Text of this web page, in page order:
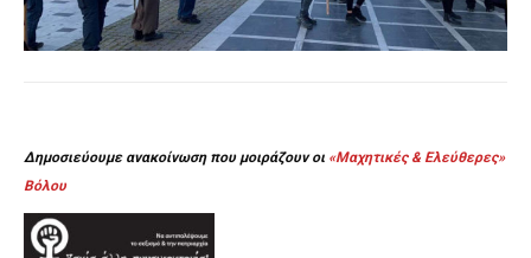
Δημοσιεύουμε ανακοίνωση που μοιράζουν οι «Μαχητικές & Ελεύθερες»
Βόλου